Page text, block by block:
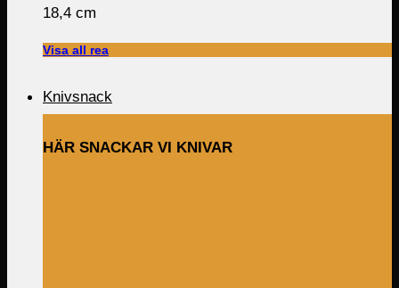
18,4 cm
Visa all rea
Knivsnack
HÄR SNACKAR VI KNIVAR